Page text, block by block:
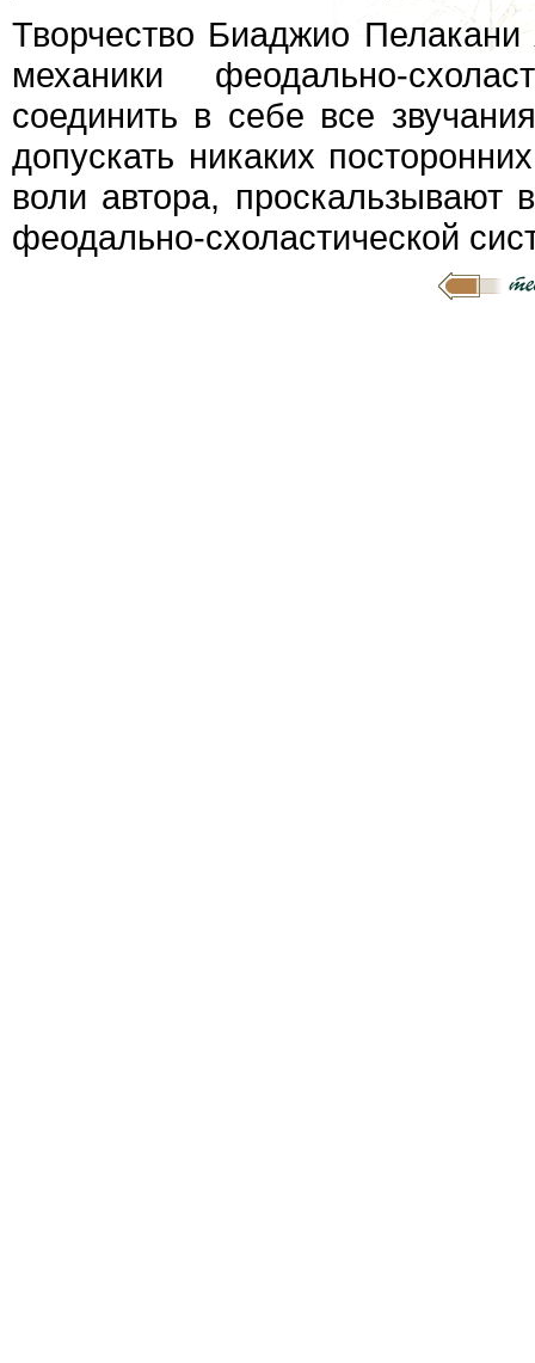
Творчество Биаджио
механики феодально-
соединить в себе все
допускать никаких
воли автора,
феодально-схоластической